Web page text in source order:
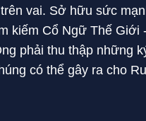
vai. Sở hữu sức
kiếm Cổ Ngữ Thế Giới
phải thu thập những
có thể gây ra cho